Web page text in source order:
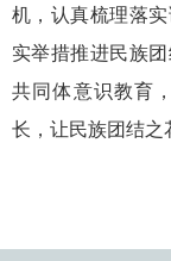
机，认真梳理落
实举措推进民族
共同体意识教育
长，让民族团结之